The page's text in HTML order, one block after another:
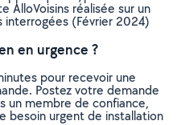
AlloVoisins réalisée sur un
interrogées (Février 2024)
en urgence ?
pour recevoir une
Postez votre demande
un membre de confiance,
besoin urgent de installation